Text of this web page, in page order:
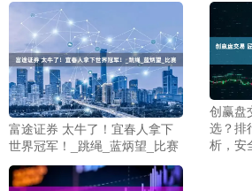
富途证券 太牛了！宜春人拿下
世界冠军！_跳绳_蓝炳望_比赛
创赢盘
选？排
析，安